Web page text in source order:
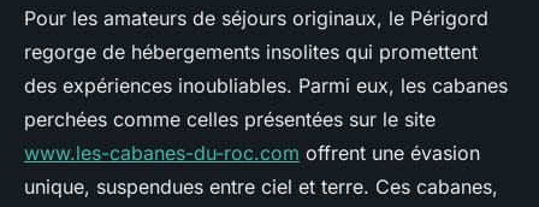
Pour les amateurs de séjours originaux, le Périgord
regorge de hébergements insolites qui promettent
des expériences inoubliables. Parmi eux, les cabanes
perchées comme celles présentées sur le site
www.les-cabanes-du-roc.com offrent une évasion
unique, suspendues entre ciel et terre. Ces cabanes,